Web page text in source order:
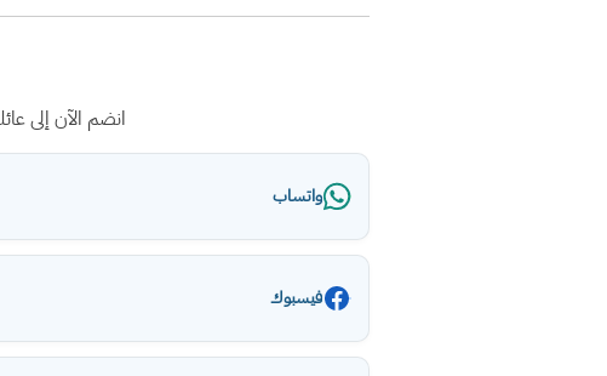
انضم الآن إلى
واتساب
فيسبوك